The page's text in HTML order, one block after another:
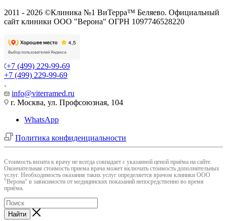
2011 - 2026 ©Клиника №1 ВиТерра™ Беляево. Официальный
сайт клиники ООО "Верона" ОГРН 1097746528220
+7 (499) 229-99-69
+7 (499) 229-99-69
info@viterramed.ru
г. Москва, ул. Профсоюзная, 104
WhatsApp
Политика конфиденциальности
Cтоимость визита к врачу не всегда совпадает с указанной ценой приёма на сайте.
Окончательная стоимость приема врача может включать стоимость дополнительных
услуг. Необходимость оказания таких услуг определяется врачом клиники ООО
"Верона" в зависимости от медицинских показаний непосредственно во время
приёма.
Найти